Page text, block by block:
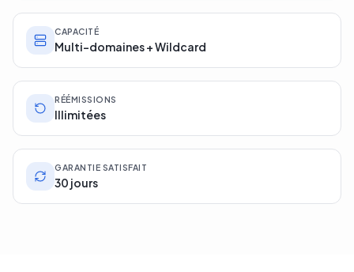
CAPACITÉ
Multi-domaines + Wildcard
RÉÉMISSIONS
Illimitées
GARANTIE SATISFAIT
30 jours